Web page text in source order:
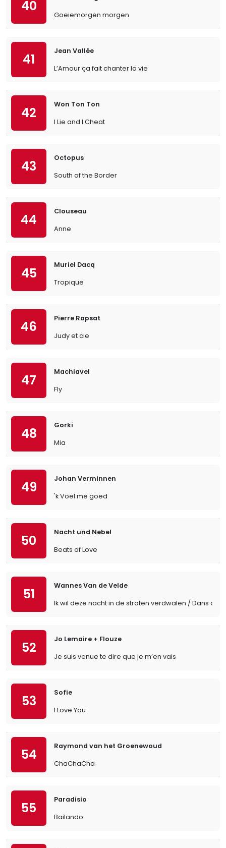
40
Goeiemorgen morgen
41
Jean Vallée
L’Amour ça fait chanter la vie
42
Won Ton Ton
I Lie and I Cheat
43
Octopus
South of the Border
44
Clouseau
Anne
45
Muriel Dacq
Tropique
46
Pierre Rapsat
Judy et cie
47
Machiavel
Fly
48
Gorki
Mia
49
Johan Verminnen
'k Voel me goed
50
Nacht und Nebel
Beats of Love
51
Wannes Van de Velde
Ik wil deze nacht in de straten verdwalen / Dans
52
Jo Lemaire + Flouze
Je suis venue te dire que je m’en vais
53
Sofie
I Love You
54
Raymond van het Groenewoud
ChaChaCha
55
Paradisio
Bailando